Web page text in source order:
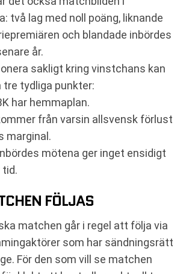
två lag med noll poäng, liknande
och blandade inbördes
år.
sakligt kring vinstchans kan
tydliga punkter:
har hemmaplan.
från varsin allsvensk förlust
marginal.
mötena ger inget ensidigt
tid.
FÖLJAS
matchen går i regel att följa via
som har sändningsrätt
För den som vill se matchen